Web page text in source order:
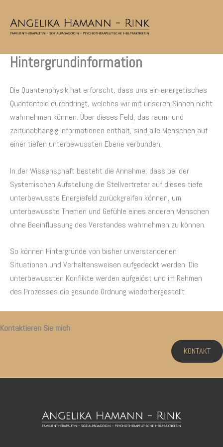
Inhalt
springen
Hintergrundinformation
Die Quantenphysik hat erforscht, dass uns ein energetisches
Quantenfeld durchdringt, welches wir mit unseren Sinnen nicht
wahrnehmen können. Über dieses Feld, das raum- und
zeitunabhängig Informationen enthält, sind alle Menschen auf
einer tiefen unterbewussten Ebene verbunden.
In der Wissenschaft besteht die Annahme, dass bei der
Systemischen Aufstellung die Stellvertreter auf dieses tiefe
unterbewusste Energiefeld zurückgreifen können, um
unterbewusste Themen und Gefühle eines anderen Menschen
ohne Beeinflussung des Verstandes wahrnehmen zu können.
So können Hintergründe von bisher unverstandenen
Situationen und Verhaltensweisen aufgedeckt werden. Die
unterbewussten Konflikte werden aufgelöst und im Rahmen
des Prozesses die gesunde Ordnung wiederhergestellt.
Kontaktieren Sie mich
KONTAKT